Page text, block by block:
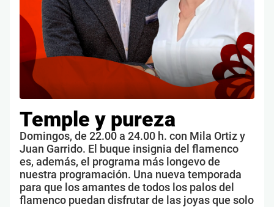
Temple y pureza
Domingos, de 22.00 a 24.00 h. con Mila Ortiz y
Juan Garrido. El buque insignia del flamenco
es, además, el programa más longevo de
nuestra programación. Una nueva temporada
para que los amantes de todos los palos del
flamenco puedan disfrutar de las joyas que solo